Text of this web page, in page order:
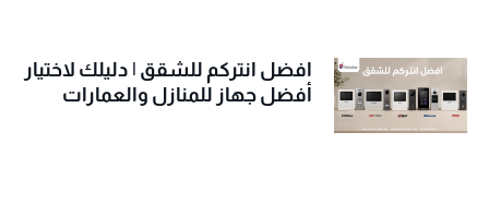
افضل انتركم للشقق | دليلك لاختيار
أفضل جهاز للمنازل والعمارات